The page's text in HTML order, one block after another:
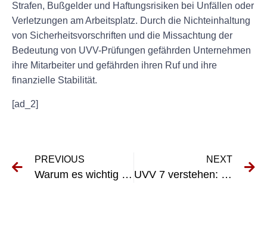
Strafen, Bußgelder und Haftungsrisiken bei Unfällen oder
Verletzungen am Arbeitsplatz. Durch die Nichteinhaltung
von Sicherheitsvorschriften und die Missachtung der
Bedeutung von UVV-Prüfungen gefährden Unternehmen
ihre Mitarbeiter und gefährden ihren Ruf und ihre
finanzielle Stabilität.
[ad_2]
PREVIOUS
Warum es wichtig ist, Ihre Elektrogeräte prüfen zu lassen: Ein Leitfaden zum Testen von Elektrogeräten
NEXT
UVV 7 verstehen: Was Sie wissen müssen